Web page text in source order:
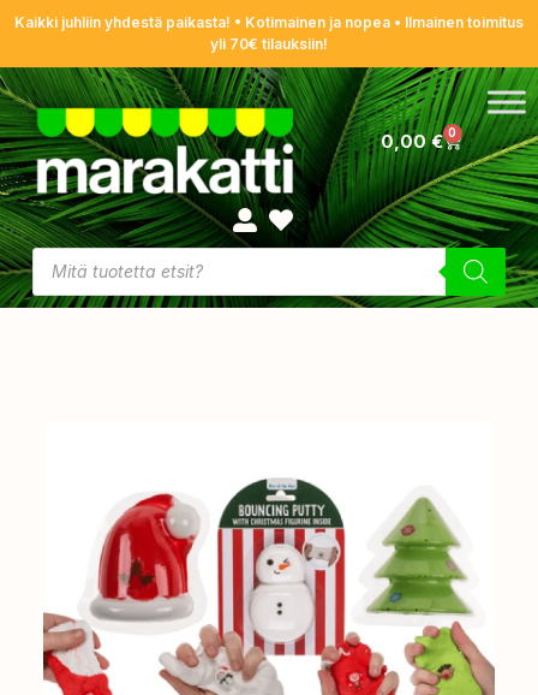
Kaikki juhliin yhdestä paikasta! • Kotimainen ja nopea • Ilmainen toimitus
yli 70€ tilauksiin!
0,00€ 0